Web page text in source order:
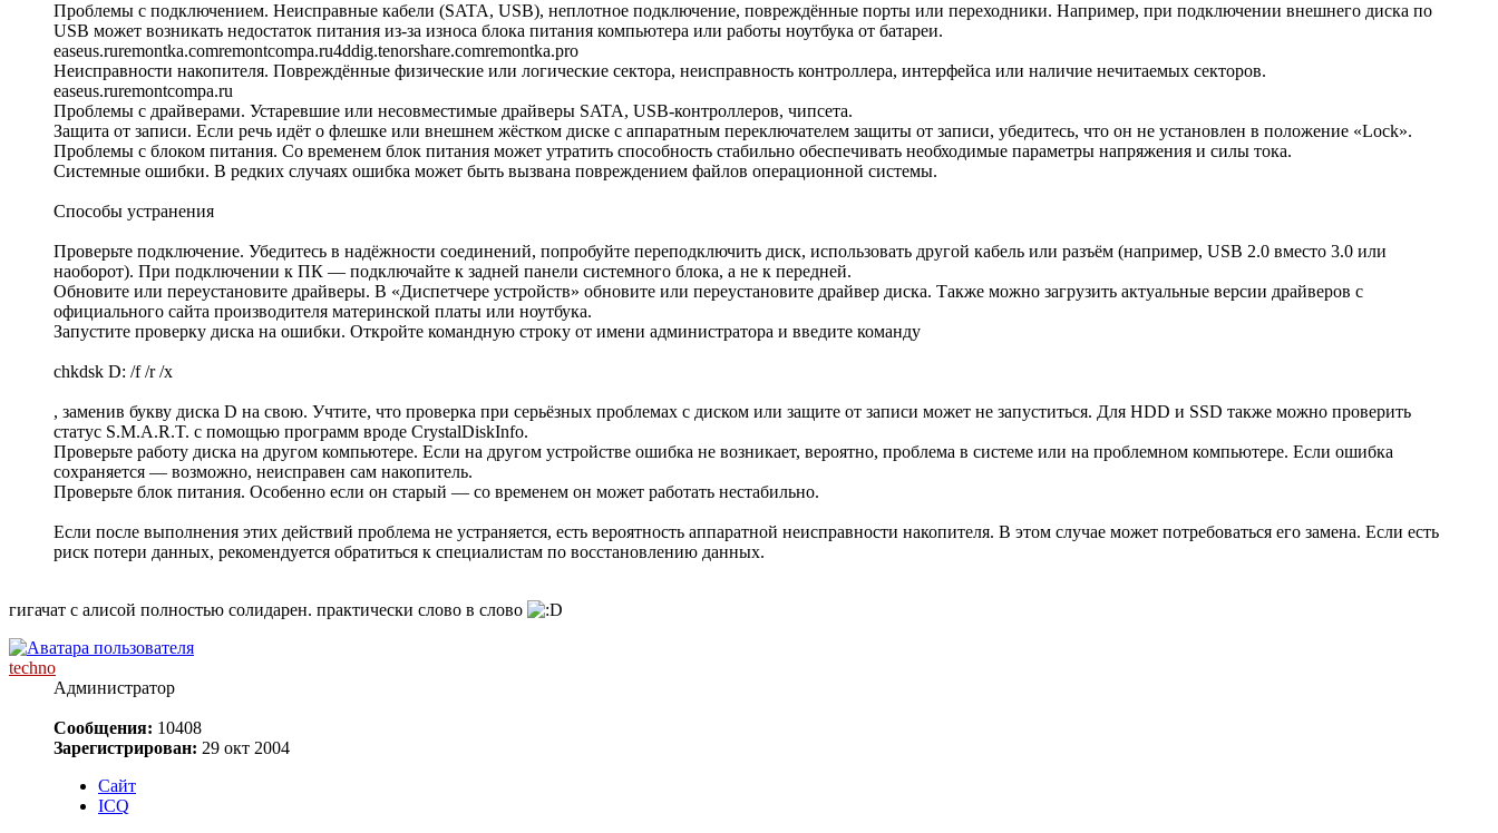
Проблемы с подключением. Неисправные кабели (SATA, USB), неплотное подключение, повреждённые порты или переходники. Например, при подключении внешнего диска по
USB может возникать недостаток питания из-за износа блока питания компьютера или работы ноутбука от батареи.
easeus.ruremontka.comremontcompa.ru4ddig.tenorshare.comremontka.pro
Неисправности накопителя. Повреждённые физические или логические сектора, неисправность контроллера, интерфейса или наличие нечитаемых секторов.
easeus.ruremontcompa.ru
Проблемы с драйверами. Устаревшие или несовместимые драйверы SATA, USB-контроллеров, чипсета.
Защита от записи. Если речь идёт о флешке или внешнем жёстком диске с аппаратным переключателем защиты от записи, убедитесь, что он не установлен в положение «Lock».
Проблемы с блоком питания. Со временем блок питания может утратить способность стабильно обеспечивать необходимые параметры напряжения и силы тока.
Системные ошибки. В редких случаях ошибка может быть вызвана повреждением файлов операционной системы.
Способы устранения
Проверьте подключение. Убедитесь в надёжности соединений, попробуйте переподключить диск, использовать другой кабель или разъём (например, USB 2.0 вместо 3.0 или
наоборот). При подключении к ПК — подключайте к задней панели системного блока, а не к передней.
Обновите или переустановите драйверы. В «Диспетчере устройств» обновите или переустановите драйвер диска. Также можно загрузить актуальные версии драйверов с
официального сайта производителя материнской платы или ноутбука.
Запустите проверку диска на ошибки. Откройте командную строку от имени администратора и введите команду
chkdsk D: /f /r /x
, заменив букву диска D на свою. Учтите, что проверка при серьёзных проблемах с диском или защите от записи может не запуститься. Для HDD и SSD также можно проверить
статус S.M.A.R.T. с помощью программ вроде CrystalDiskInfo.
Проверьте работу диска на другом компьютере. Если на другом устройстве ошибка не возникает, вероятно, проблема в системе или на проблемном компьютере. Если ошибка
сохраняется — возможно, неисправен сам накопитель.
Проверьте блок питания. Особенно если он старый — со временем он может работать нестабильно.
Если после выполнения этих действий проблема не устраняется, есть вероятность аппаратной неисправности накопителя. В этом случае может потребоваться его замена. Если есть
риск потери данных, рекомендуется обратиться к специалистам по восстановлению данных.
гигачат с алисой полностью солидарен. практически слово в слово
techno
Администратор
Сообщения: 10408
Зарегистрирован: 29 окт 2004
Сайт
ICQ